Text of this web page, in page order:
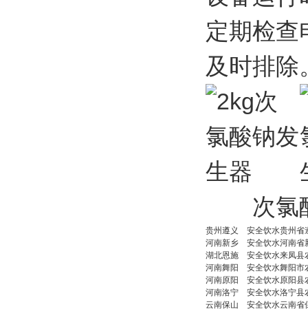
定期检查
及时排
次氯酸
贵州遵义 安全饮水贵州省
河南新乡 安全饮水河南省
湖北恩施 安全饮水来凤县
河南舞阳 安全饮水舞阳市
河南原阳 安全饮水原阳县
河南洛宁 安全饮水洛宁县
云南保山 安全饮水云南省